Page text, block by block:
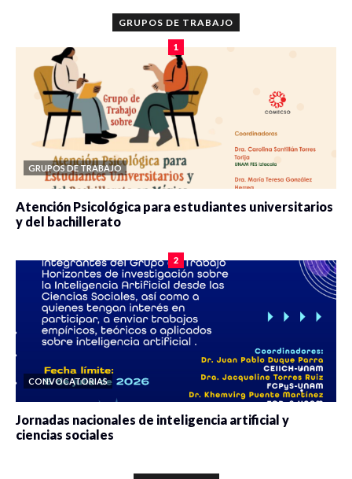
GRUPOS DE TRABAJO
1
GRUPOS DE TRABAJO
Atención Psicológica para estudiantes universitarios
y del bachillerato
2
CONVOCATORIAS
Jornadas nacionales de inteligencia artificial y
ciencias sociales